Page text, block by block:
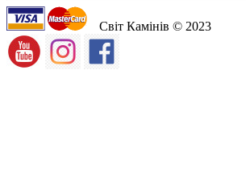
Світ Камінів © 2023